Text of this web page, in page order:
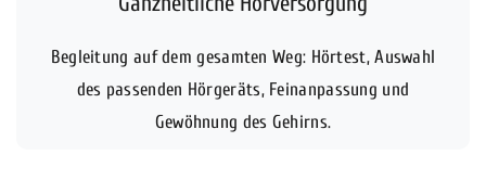
Begleitung auf dem gesamten Weg: Hörtest, Auswahl
des passenden Hörgeräts, Feinanpassung und
Gewöhnung des Gehirns.